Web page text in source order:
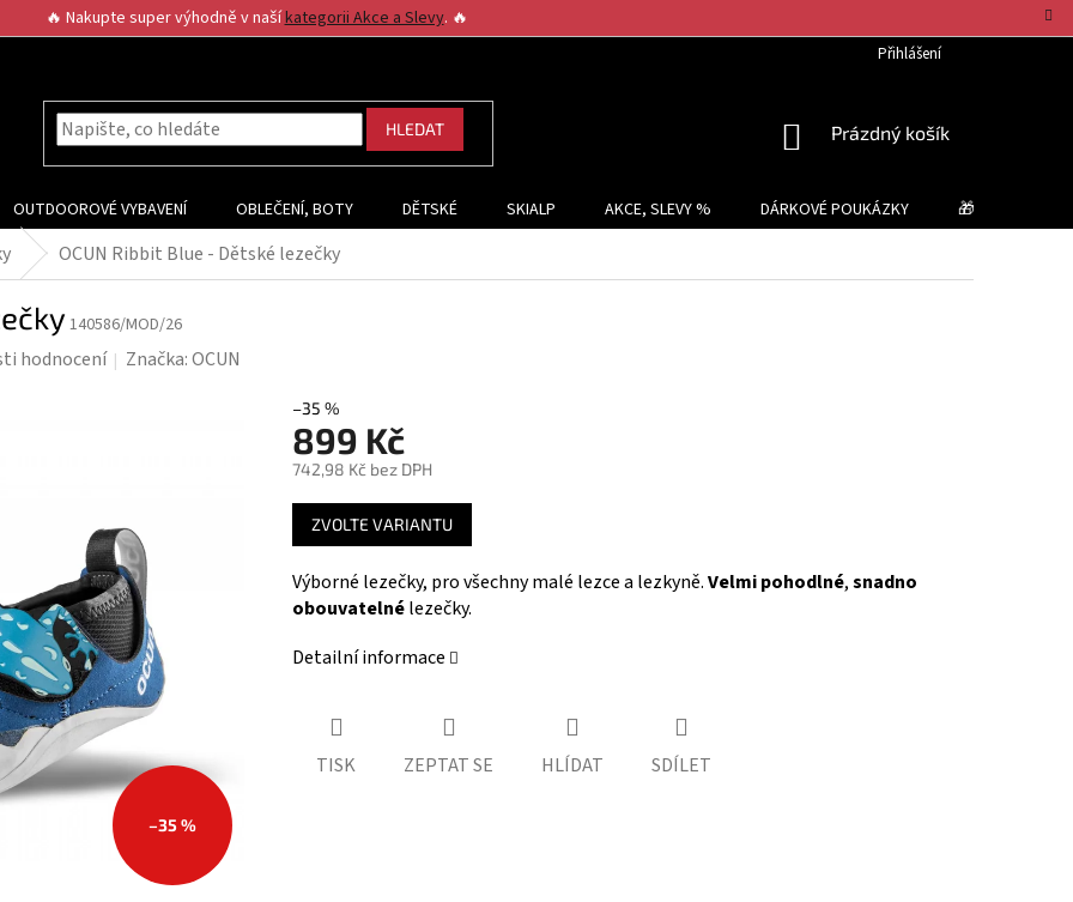
🔥 Nakupte super výhodně v našíkategorii Akce a Slevy. 🔥
Přihlášení
HLEDAT
NÁKUPNÍ
Prázdný košík
OUTDOOROVÉ VYBAVENÍ OBLEČENÍ, BOTY DĚTSKÉ SKIALP AKCE, SLEVY % DÁRKOVÉ POUKÁZKY 🎁 TIPY NA
OCUN Ribbit Blue - Dětské lezečky
140586/MOD/26
hodnocení Značka:OCUN
–35 %
–35 %
899 Kč
742,98 Kč bez DPH
Měrná
cena:
ZVOLTE VARIANTU
Výborné lezečky, pro všechny malé lezce a lezkyně.Velmi pohodlné,snadno
obouvatelnélezečky.
Detailní informace
TISK ZEPTAT SE HLÍDAT SDÍLET